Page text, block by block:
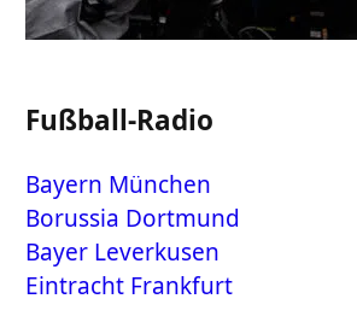
Fußball-Radio
Bayern München
Borussia Dortmund
Bayer Leverkusen
Eintracht Frankfurt